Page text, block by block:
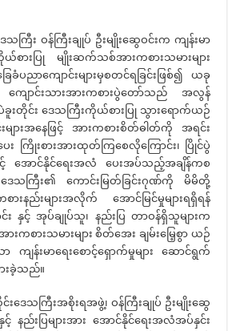
ဝန်ကြီးချုပ် ဦးမျိုးဆွေဝင်းက ကျန်းမာ
စားပြု မျိုးဆက်သစ်အားကစားသမားများ
ပညာကျောင်းများမှစတင်ရခြင်းဖြစ်၍ ယခု
ကျောင်းသားအားကစားပွဲတော်သည် အလွန်
ပဲခူးတိုင်း ဒေသကြီးကိုယ်စားပြု သွားရောက်ယဉ်
ျားအနေဖြင့် အားကစားစိတ်ဓါတ်ကို အရင်း
ကြိုးစားအားထုတ်ကြစေလိုကြောင်း၊ ပြိုင်ပွဲ
ြင့် အောင်နိုင်ရေးအလံ ပေးအပ်သည့်အချိန်ကစ
ေသကြီး၏ ကောင်းမြတ်ခြင်းဂုဏ်ကို မိမိတို့
နည်းများအလိုက် အောင်မြင်မှုများရရှိရန်
း နှင့် အုပ်ချုပ်သူ၊ နည်းပြ တာဝန်ရှိသူများက
ကစားသမားများ စိတ်အေး ချမ်းမြေ့စွာ ယဉ်
ကျန်းမာရေးစောင့်ရှောက်မှုများ ဆောင်ရွက်
းခဲ့သည်။
သကြီးအစိုးရအဖွဲ့၊ ဝန်ကြီးချုပ် ဦးမျိုးဆွေ
နည်းပြများအား အောင်နိုင်ရေးအလံအပ်နှင်း